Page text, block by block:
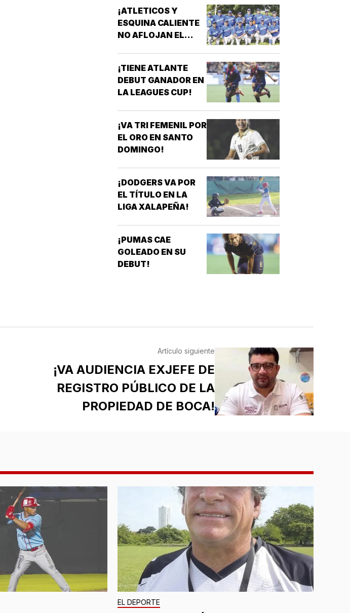
¡ATLETICOS Y
ESQUINA CALIENTE
NO AFLOJAN EL
¡TIENE ATLANTE
DEBUT GANADOR EN
LA LEAGUES CUP!
¡VA TRI FEMENIL POR
EL ORO EN SANTO
DOMINGO!
¡DODGERS VA POR
EL TÍTULO EN LA
LIGA XALAPEÑA!
¡PUMAS CAE
GOLEADO EN SU
DEBUT!
Artículo siguiente
¡VA AUDIENCIA EXJEFE DE
REGISTRO PÚBLICO DE LA
PROPIEDAD DE BOCA!
EL DEPORTE